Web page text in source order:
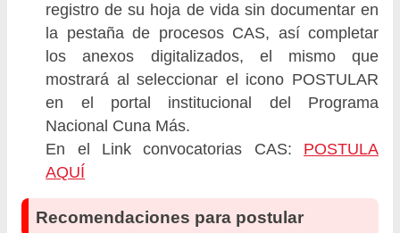
registro de su hoja de vida sin documentar en
la pestaña de procesos CAS, así completar
los anexos digitalizados, el mismo que
mostrará al seleccionar el icono POSTULAR
en el portal institucional del Programa
Nacional Cuna Más.
En el Link convocatorias CAS: POSTULA
AQUÍ
Recomendaciones para postular